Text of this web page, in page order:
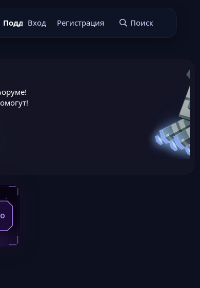
Поддержать нас Подать заявку
Вход Регистрация Поиск